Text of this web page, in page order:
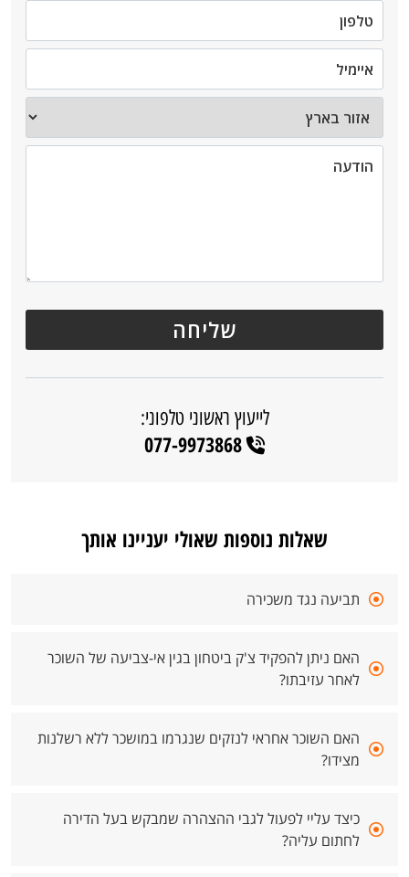
לייעוץ ראשוני טלפוני:
077-9973868
שאלות נוספות שאולי יעניינו אותך
תביעה נגד משכירה
האם ניתן להפקיד צ'ק ביטחון בגין אי-צביעה של השוכר
לאחר עזיבתו?
האם השוכר אחראי לנזקים שנגרמו במושכר ללא רשלנות
מצידו?
כיצד עליי לפעול לגבי ההצהרה שמבקש בעל הדירה
לחתום עליה?